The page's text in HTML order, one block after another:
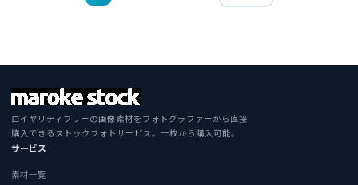
ロイヤリティフリーの画像素材をフォトグラファーから直接
購入できるストックフォトサービス。一枚から購入可能。
サービス
素材一覧